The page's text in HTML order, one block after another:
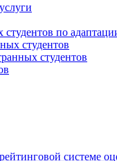
по
студентов
студентов
системе